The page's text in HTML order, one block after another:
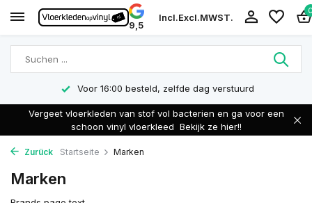
9,5
Incl.Excl.MWST.
Voor 16:00 besteld, zelfde dag verstuurd
Vergeet vloerkleden van stof vol bacterien en ga voor een
schoon vinyl vloerkleed Bekijk ze hier!!
Zurück Startseite Marken
Marken